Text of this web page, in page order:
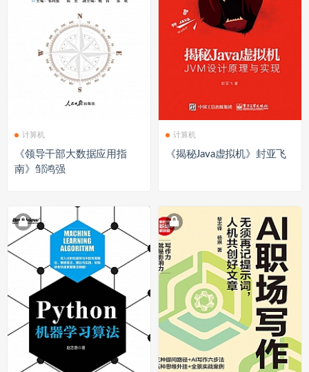
计算机
《领导干部大数据应用指
南》邹鸿强
计算机
《揭秘Java虚拟机》封亚飞